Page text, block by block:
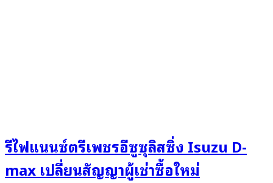
รีไฟแนนซ์ตรีเพชรอีซูซุลิสซิ่ง Isuzu D-
max เปลี่ยนสัญญาผู้เช่าซื้อใหม่